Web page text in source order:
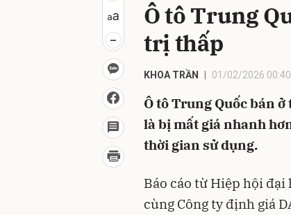
Ô tô Trung
trị thấp
KHOA TRẦN 01/02/2026 00:40
Ô tô Trung Quốc bán
là bị mất giá nhanh
thời gian sử dụng.
Báo cáo từ Hiệp hội đại
cùng Công ty định giá